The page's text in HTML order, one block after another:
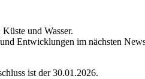
und Wasser.
Entwicklungen im nächsten
ist der 30.01.2026.